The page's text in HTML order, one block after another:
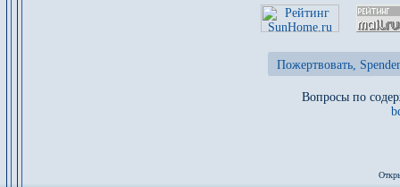
Пожертвовать,
Вопросы по